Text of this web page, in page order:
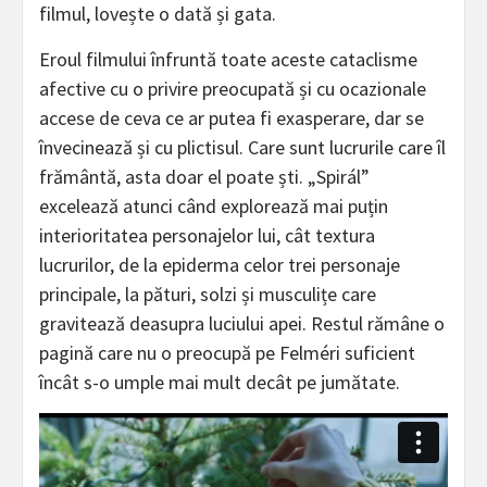
filmul, lovește o dată și gata.
Eroul filmului înfruntă toate aceste cataclisme
afective cu o privire preocupată și cu ocazionale
accese de ceva ce ar putea fi exasperare, dar se
învecinează și cu plictisul. Care sunt lucrurile care îl
frământă, asta doar el poate ști. „Spirál”
excelează atunci când explorează mai puțin
interioritatea personajelor lui, cât textura
lucrurilor, de la epiderma celor trei personaje
principale, la pături, solzi și musculițe care
gravitează deasupra luciului apei. Restul rămâne o
pagină care nu o preocupă pe Felméri suficient
încât s-o umple mai mult decât pe jumătate.